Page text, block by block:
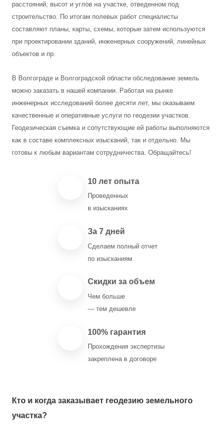
расстояний, высот и углов на участке, отведенном под
строительство. По итогам полевых работ специалисты
составляют планы, карты, схемы, которые затем используются
при проектировании зданий, инженерных сооружений, линейных
объектов и пр.
В Волгограде и Волгоградской области обследование земель
можно заказать в нашей компании. Работая на рынке
инженерных исследований более десяти лет, мы оказываем
качественные и оперативные услуги по геодезии участков.
Геодезическая съемка и сопутствующие ей работы выполняются
как в составе комплексных изысканий, так и отдельно. Мы
готовы к любым вариантам сотрудничества. Обращайтесь!
10 лет опыта
Проведенных
в изысканиях
За 7 дней
Сделаем полный отчет
по изысканиям
Скидки за объем
Чем больше
— тем дешевле
100% гарантия
Прохождения экспертизы
закреплена в договоре
Кто и когда заказывает геодезию земельного
участка?